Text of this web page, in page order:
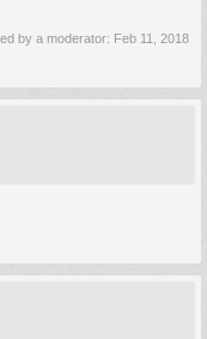
by a moderator: Feb 11, 2018